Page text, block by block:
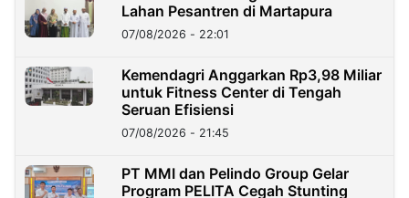
Lahan Pesantren di Martapura
07/08/2026 - 22:01
Kemendagri Anggarkan Rp3,98 Miliar
untuk Fitness Center di Tengah
Seruan Efisiensi
07/08/2026 - 21:45
PT MMI dan Pelindo Group Gelar
Program PELITA Cegah Stunting